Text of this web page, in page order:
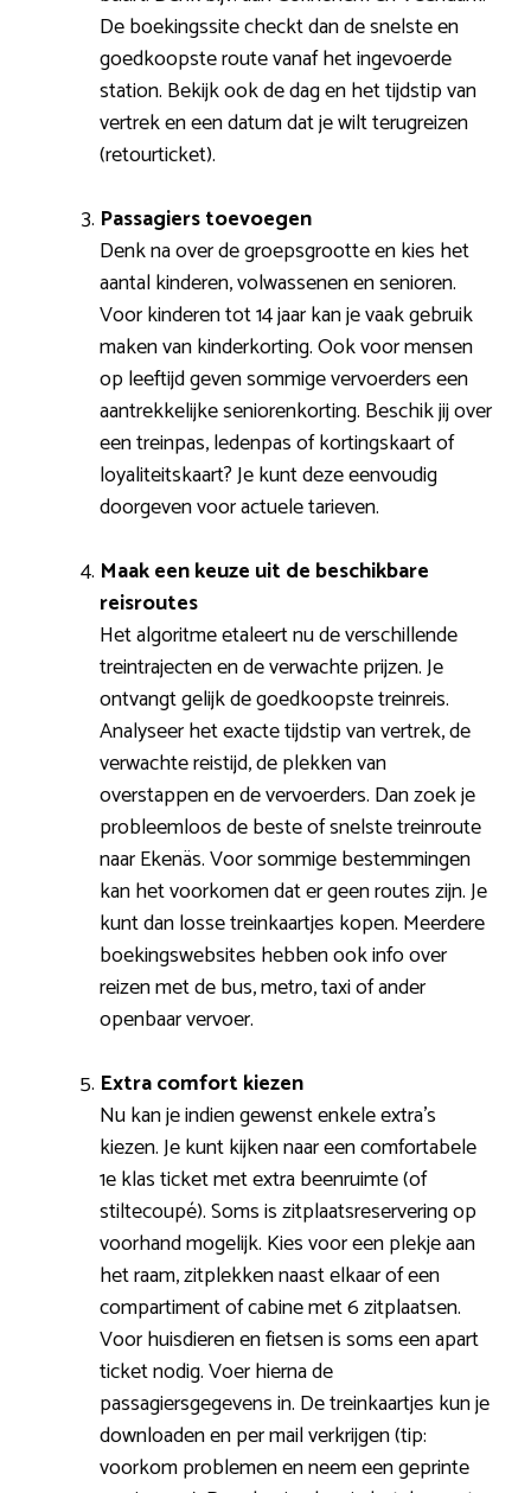
De boekingssite checkt dan de snelste en
goedkoopste route vanaf het ingevoerde
station. Bekijk ook de dag en het tijdstip van
vertrek en een datum dat je wilt terugreizen
(retourticket).
Passagiers toevoegen
Denk na over de groepsgrootte en kies het
aantal kinderen, volwassenen en senioren.
Voor kinderen tot 14 jaar kan je vaak gebruik
maken van kinderkorting. Ook voor mensen
op leeftijd geven sommige vervoerders een
aantrekkelijke seniorenkorting. Beschik jij over
een treinpas, ledenpas of kortingskaart of
loyaliteitskaart? Je kunt deze eenvoudig
doorgeven voor actuele tarieven.
Maak een keuze uit de beschikbare
reisroutes
Het algoritme etaleert nu de verschillende
treintrajecten en de verwachte prijzen. Je
ontvangt gelijk de goedkoopste treinreis.
Analyseer het exacte tijdstip van vertrek, de
verwachte reistijd, de plekken van
overstappen en de vervoerders. Dan zoek je
probleemloos de beste of snelste treinroute
naar Ekenäs. Voor sommige bestemmingen
kan het voorkomen dat er geen routes zijn. Je
kunt dan losse treinkaartjes kopen. Meerdere
boekingswebsites hebben ook info over
reizen met de bus, metro, taxi of ander
openbaar vervoer.
Extra comfort kiezen
Nu kan je indien gewenst enkele extra’s
kiezen. Je kunt kijken naar een comfortabele
1e klas ticket met extra beenruimte (of
stiltecoupé). Soms is zitplaatsreservering op
voorhand mogelijk. Kies voor een plekje aan
het raam, zitplekken naast elkaar of een
compartiment of cabine met 6 zitplaatsen.
Voor huisdieren en fietsen is soms een apart
ticket nodig. Voer hierna de
passagiersgegevens in. De treinkaartjes kun je
downloaden en per mail verkrijgen (tip:
voorkom problemen en neem een geprinte